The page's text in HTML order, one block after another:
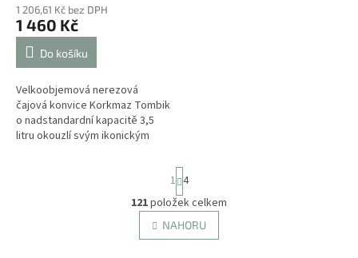
1 206,61 Kč bez DPH
1 460 Kč
Do košíku
Velkoobjemová nerezová
čajová konvice Korkmaz Tombik
o nadstandardní kapacitě 3,5
litru okouzlí svým ikonickým
O
v
l
S
t
r
á
n
k
1 4
121položek celkem
NAHORU